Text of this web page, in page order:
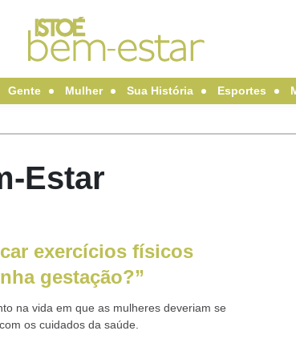
Gente Mulher Sua História Esportes
Estar
exercícios físicos
gestação?”
na vida em que as mulheres deveriam se
os cuidados da saúde.